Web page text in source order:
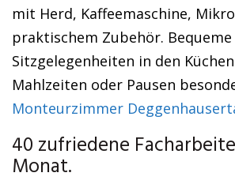
mit Herd, Kaffeemaschine,
praktischem Zubehör. Bequeme
Sitzgelegenheiten in den
Mahlzeiten oder Pausen
Monteurzimmer
40 zufriedene
Monat.